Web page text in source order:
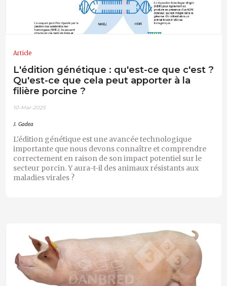
Article
L'édition génétique : qu'est-ce que c'est ?
Qu'est-ce que cela peut apporter à la
filière porcine ?
10-Mar-2025
J. Gadea
L'édition génétique est une avancée technologique
importante que nous devons connaître et comprendre
correctement en raison de son impact potentiel sur le
secteur porcin. Y aura-t-il des animaux résistants aux
maladies virales ?